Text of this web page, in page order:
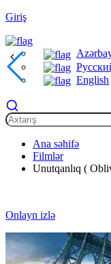
Giriş
English
Ana səhifə
Filmlər
Unutqanlıq (
Onlayn izlə